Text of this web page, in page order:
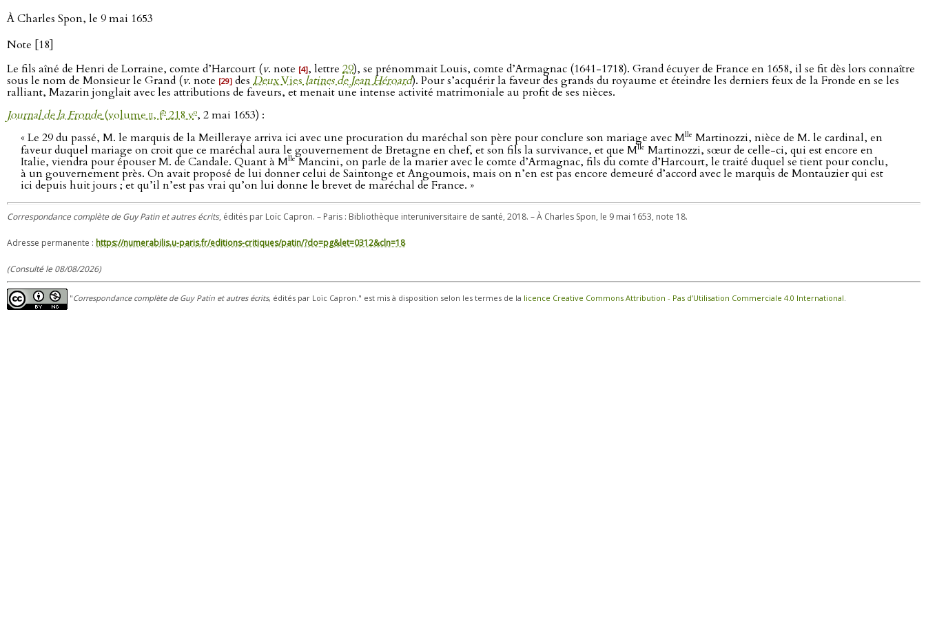
À Charles Spon, le 9 mai 1653
Note [18]
Le fils aîné de Henri de Lorraine, comte d’Harcourt (v. note [4], lettre 29), se prénommait Louis, comte d’Armagnac (1641-1718). Grand écuyer de France en 1658, il se fit dès lors connaître
sous le nom de Monsieur le Grand (v. note [29] des DeuxVieslatines de Jean Héroard). Pour s’acquérir la faveur des grands du royaume et éteindre les derniers feux de la Fronde en se les
ralliant, Mazarin jonglait avec les attributions de faveurs, et menait une intense activité matrimoniale au profit de ses nièces.
Journal de la Fronde(volumeii, fo218 vo, 2 mai 1653) :
« Le 29 du passé, M. le marquis de la Meilleraye arriva ici avec une procuration du maréchal son père pour conclure son mariage avec Mlle Martinozzi, nièce de M. le cardinal, en
faveur duquel mariage on croit que ce maréchal aura le gouvernement de Bretagne en chef, et son fils la survivance, et que Mlle Martinozzi, sœur de celle-ci, qui est encore en
Italie, viendra pour épouser M. de Candale. Quant à MlleMancini, on parle de la marier avec le comte d’Armagnac, fils du comte d’Harcourt, le traité duquel se tient pour conclu,
à un gouvernement près. On avait proposé de lui donner celui de Saintonge et Angoumois, mais on n’en est pas encore demeuré d’accord avec le marquis de Montauzier qui est
ici depuis huit jours ; et qu’il n’est pas vrai qu’on lui donne le brevet de maréchal de France. »
Correspondance complète de Guy Patin et autres écrits, édités par Loïc Capron. – Paris : Bibliothèque interuniversitaire de santé, 2018. – À Charles Spon, le 9 mai 1653, note 18.
Adresse permanente : https://numerabilis.u-paris.fr/editions-critiques/patin/?do=pg&let=0312&cln=18
(Consulté le 08/08/2026)
"Correspondance complète de Guy Patin et autres écrits, édités par Loïc Capron." est mis à disposition selon les termes de la licence Creative Commons Attribution - Pas d’Utilisation Commerciale 4.0 International.